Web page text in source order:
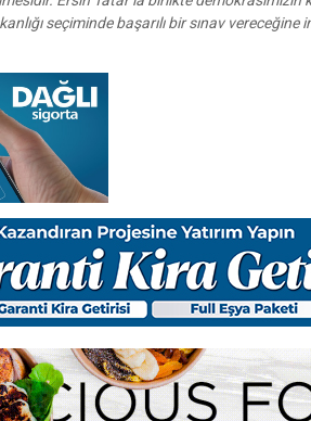
seçiminde başarılı bir sınav vereceğine